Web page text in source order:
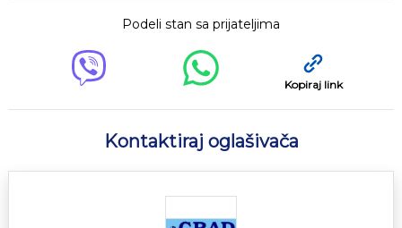
Podeli stan sa prijateljima
Kopiraj link
Kontaktiraj oglašivača